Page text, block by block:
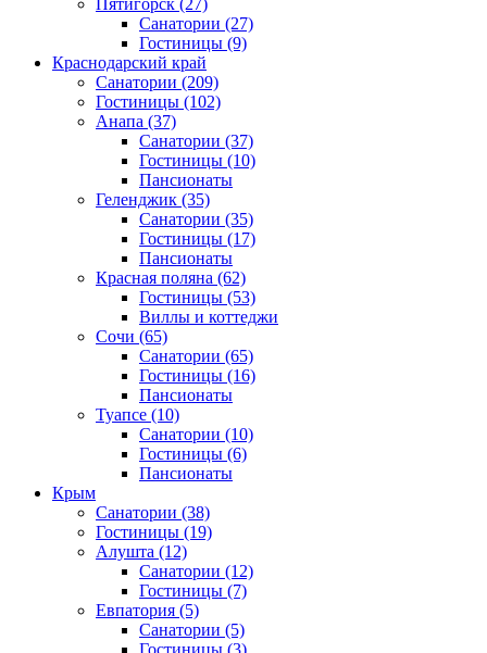
Пятигорск (27)
Санатории (27)
Гостиницы (9)
Краснодарский край
Санатории (209)
Гостиницы (102)
Анапа (37)
Санатории (37)
Гостиницы (10)
Пансионаты
Геленджик (35)
Санатории (35)
Гостиницы (17)
Пансионаты
Красная поляна (62)
Гостиницы (53)
Виллы и коттеджи
Сочи (65)
Санатории (65)
Гостиницы (16)
Пансионаты
Туапсе (10)
Санатории (10)
Гостиницы (6)
Пансионаты
Крым
Санатории (38)
Гостиницы (19)
Алушта (12)
Санатории (12)
Гостиницы (7)
Евпатория (5)
Санатории (5)
Гостиницы (3)